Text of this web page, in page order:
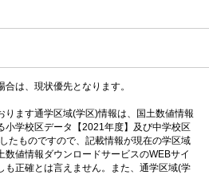
は、現状優先となります。
ります通学区域(学区)情報は、国土数値情報
小学校区データ【2021年度】及び中学校区
たものですので、記載情報が現在の学区域
数値情報ダウンロードサービスのWEBサイ
も正確とは言えません。また、通学区域(学